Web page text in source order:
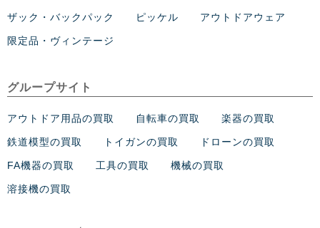
ザック・バックパック ピッケル アウトドアウェア
限定品・ヴィンテージ
グループサイト
アウトドア用品の買取 自転車の買取 楽器の買取
鉄道模型の買取 トイガンの買取 ドローンの買取
FA機器の買取 工具の買取 機械の買取
溶接機の買取